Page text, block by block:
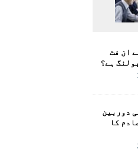
ان فٹ
ہے؟
دوربین
کا